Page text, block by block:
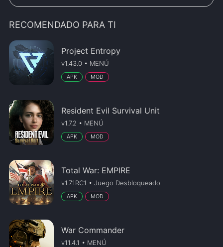
RECOMENDADO PARA TI
Project Entropy
v1.43.0 • MENÚ
APK MOD
Resident Evil Survival Unit
v1.7.2 • MENÚ
APK MOD
Total War: EMPIRE
v1.7.1RC1 • Juego Desbloqueado
APK MOD
War Commander
v11.4.1 • MENÚ